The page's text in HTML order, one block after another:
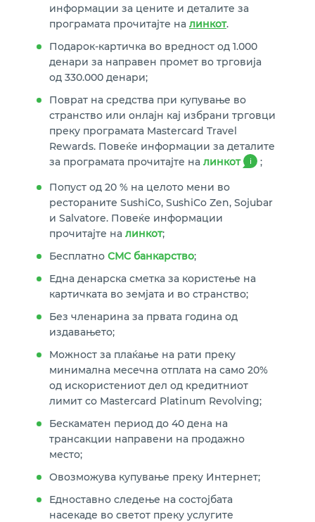
информации за цените и деталите за
програмата прочитајте на линкот.
Подарок-картичка во вредност од 1.000
денари за направен промет во трговија
од 330.000 денари;
Поврат на средства при купување во
странство или онлајн кај избрани трговци
преку програмата Mastercard Travel
Rewards. Повеќе информации за деталите
за програмата прочитајте на линкот i
;
Попуст од 20 % на целото мени во
рестораните SushiCo, SushiCo Zen, Sojubar
и Salvatore. Повеќе информации
прочитајте на линкот;
Бесплатно СМС банкарство;
Една денарска сметка за користење на
картичката во земјата и во странство;
Без членарина за првата година од
издавањето;
Mожност за плаќање на рати преку
минимална месечна отплата на само 20%
од искористениот дел од кредитниот
лимит со Mastercard Platinum Revolving;
Бескаматен период до 40 дена на
трансакции направени на продажно
место;
Овозможува купување преку Интернет;
Едноставно следење на состојбата
насекаде во светот преку услугите